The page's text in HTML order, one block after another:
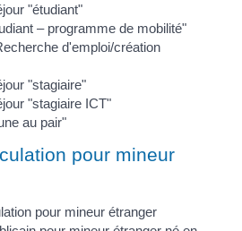
"étudiant"
– programme de mobilité"
d'emploi/création
"stagiaire"
"stagiaire ICT"
au pair"
pour mineur
pour mineur étranger